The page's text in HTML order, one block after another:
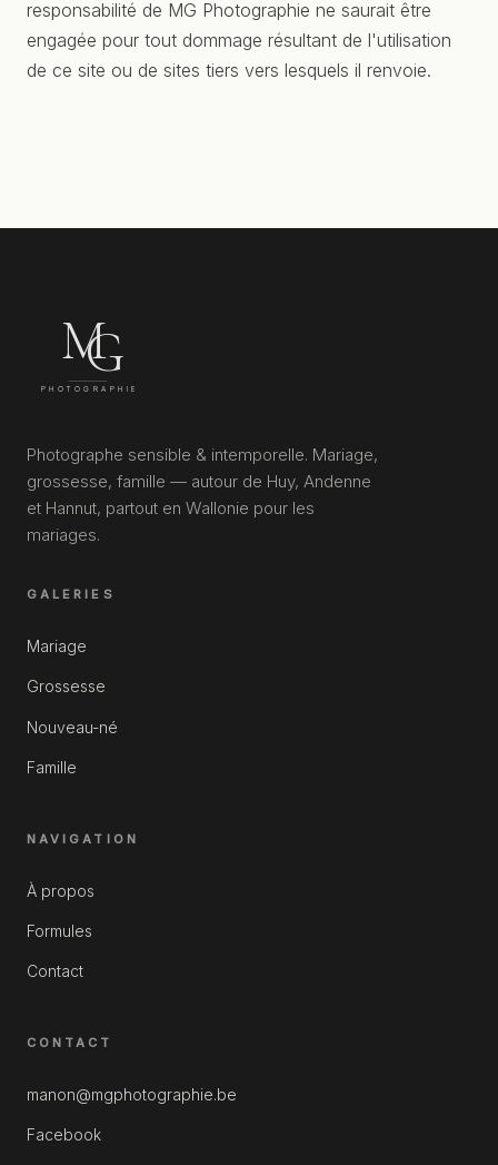
responsabilité de MG Photographie ne saurait être
engagée pour tout dommage résultant de l'utilisation
de ce site ou de sites tiers vers lesquels il renvoie.
M
G
PHOTOGRAPHIE
Photographe sensible & intemporelle. Mariage,
grossesse, famille — autour de Huy, Andenne
et Hannut, partout en Wallonie pour les
mariages.
GALERIES
Mariage
Grossesse
Nouveau-né
Famille
NAVIGATION
À propos
Formules
Contact
CONTACT
manon@mgphotographie.be
Facebook